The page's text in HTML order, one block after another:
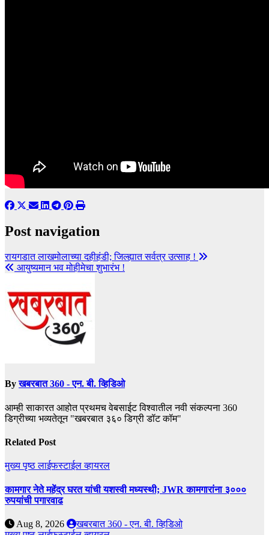
Post navigation
रायगडात लाखमोलाच्या दहीहंडी; जिल्ह्यात सर्वत्र उत्साह !
आयुष्यमान भव मोहीमेचा शुभारंभ !
Byखबरबात 360 - एन. बी. व्हिडिओ
आम्ही साकारत आहोत प्रथमच वेबसाईट विश्वातील नवी संकल्पना 360
डिग्रीच्या भव्यतेतून "खबरबात ३६० डिग्री डॉट कॉम"
Related Post
मुख्य पृष्ठलाईफस्टाईलव्हायरल
कामगार नेते महेंद्र घरत यांची यशस्वी मध्यस्थी; JWR कामगारांना ३०००
रुपयांची पगारवाढ
Aug 8, 2026
खबरबात 360 - एन. बी. व्हिडिओ